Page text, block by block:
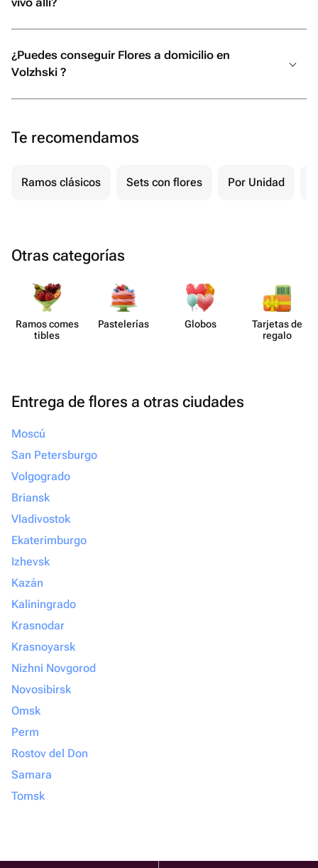
¿Puedes conseguir Flores a domicilio en
Volzhski ?
Te recomendamos
Ramos clásicos Sets con flores Por Unidad
Otras categorías
Ramos comes​
tibles
Paste​lerías Globos
Tarjetas de
regalo
Entrega de flores a otras ciudades
Moscú
San Petersburgo
Volgogrado
Briansk
Vladivostok
Ekaterimburgo
Izhevsk
Kazán
Kaliningrado
Krasnodar
Krasnoyarsk
Nizhni Novgorod
Novosibirsk
Omsk
Perm
Rostov del Don
Samara
Tomsk